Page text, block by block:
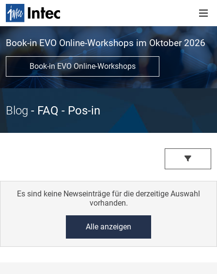
Book-in EVO Online-Workshops im Oktober 2026
Book-in EVO Online-Workshops
Blog - FAQ - Pos-in
Es sind keine Newseinträge für die derzeitige Auswahl
vorhanden.
Alle anzeigen